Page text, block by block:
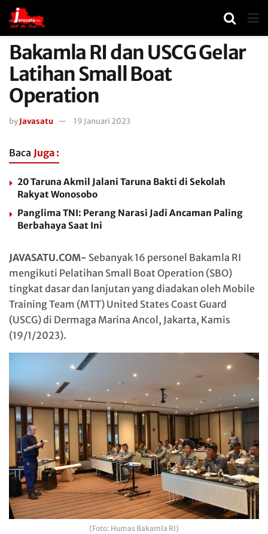
Bakamla RI dan USCG Gelar
Latihan Small Boat
Operation
byJavasatu 19 Januari 2023
Baca Juga :
20 Taruna Akmil Jalani Taruna Bakti di Sekolah
Rakyat Wonosobo
Panglima TNI: Perang Narasi Jadi Ancaman Paling
Berbahaya Saat Ini
JAVASATU.COM- Sebanyak 16 personel Bakamla RI
mengikuti Pelatihan Small Boat Operation (SBO)
tingkat dasar dan lanjutan yang diadakan oleh Mobile
Training Team (MTT) United States Coast Guard
(USCG) di Dermaga Marina Ancol, Jakarta, Kamis
(19/1/2023).
(Foto: Humas Bakamla RI)